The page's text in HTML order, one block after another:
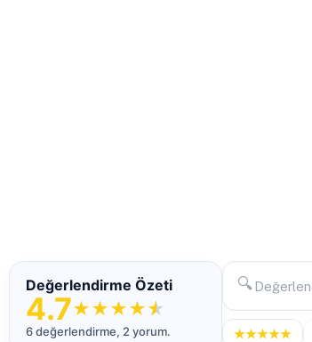
Değerlendirme Özeti
4.7★★★★★
6 değerlendirme, 2 yorum.
🔍
★★★★★